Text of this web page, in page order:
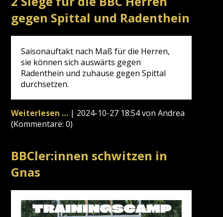
Team
gegen Spittal und Radenthein
Saisonauftakt nach Maß für die Herren,
sie können sich auswärts gegen
Radenthein und zuhause gegen Spittal
durchsetzen.
Weiterlesen …2
Siege
BBC
Spittal
und
Radenthein
| 2024-10-27 18:54von Andrea
(Kommentare: 0)
BBCler:innen schwitzen in
Gnas